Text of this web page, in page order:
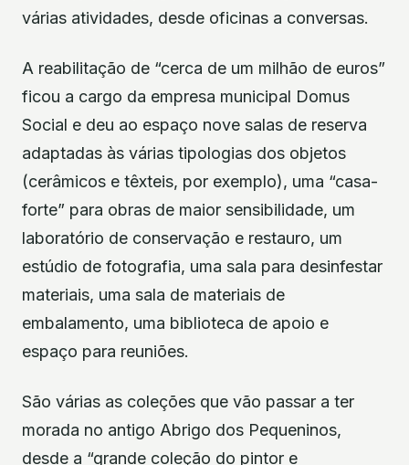
várias atividades, desde oficinas a conversas.
A reabilitação de “cerca de um milhão de euros”
ficou a cargo da empresa municipal Domus
Social e deu ao espaço nove salas de reserva
adaptadas às várias tipologias dos objetos
(cerâmicos e têxteis, por exemplo), uma “casa-
forte” para obras de maior sensibilidade, um
laboratório de conservação e restauro, um
estúdio de fotografia, uma sala para desinfestar
materiais, uma sala de materiais de
embalamento, uma biblioteca de apoio e
espaço para reuniões.
São várias as coleções que vão passar a ter
morada no antigo Abrigo dos Pequeninos,
desde a “grande coleção do pintor e